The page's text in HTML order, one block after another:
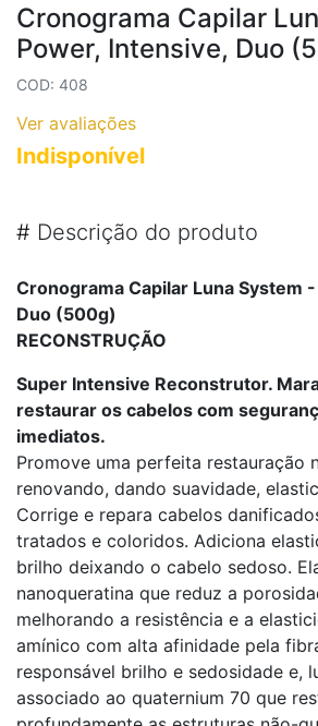
Cronograma Capilar
Power, Intensive, Duo
COD: 408
Ver avaliações
Indisponível
# Descrição do produto
Cronograma Capilar Luna System
Duo (500g)
RECONSTRUÇÃO
Super Intensive Reconstrutor.
restaurar os cabelos com
imediatos.
Promove uma perfeita restauração
renovando, dando suavidade,
Corrige e repara cabelos
tratados e coloridos. Adiciona
brilho deixando o cabelo sedoso.
nanoqueratina que reduz a
melhorando a resistência e a
amínico com alta afinidade pela
responsável brilho e sedosidade e,
associado ao quaternium 70 que